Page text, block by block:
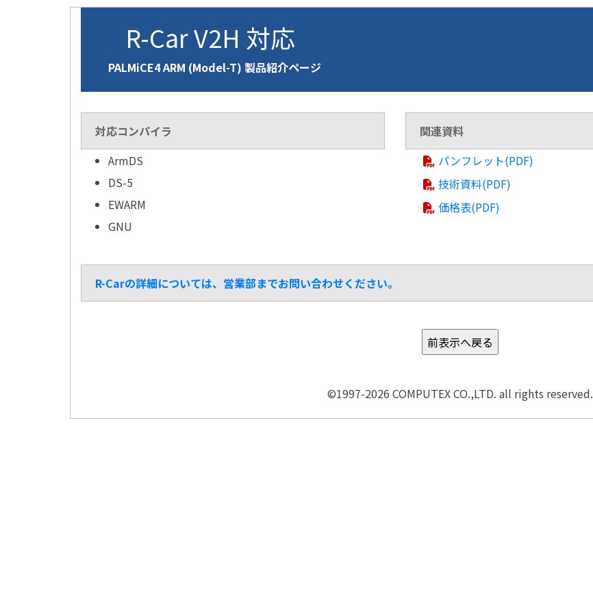
R-Car V2H 対応
PALMiCE4 ARM (Model-T) 製品紹介ページ
対応コンパイラ
ArmDS
DS-5
EWARM
GNU
関連資料
パンフレット(PDF)
技術資料(PDF)
価格表(PDF)
R-Carの詳細については、営業部までお問い合わせください。
©1997-2026 COMPUTEX CO.,LTD. all rights reserved.